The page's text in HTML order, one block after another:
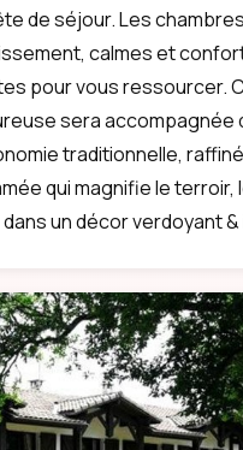
de séjour. Les
calmes et
pour vous ressourcer.
sera accompagnée
traditionnelle,
qui magnifie le terroir,
un décor verdoyant &